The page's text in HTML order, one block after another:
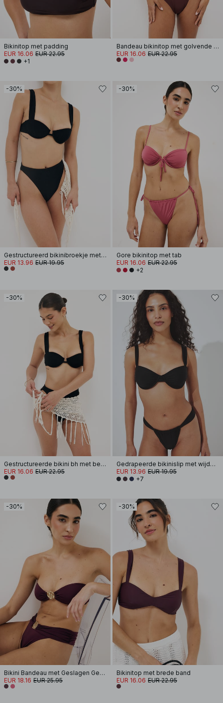
Bikinitop met padding
EUR 16.06 EUR 22.95
+1
Bandeau bikinitop met golvende band
EUR 16.06 EUR 22.95
-30%
Gestructureerd bikinibroekje met hoge taille
EUR 13.96 EUR 19.95
-30%
Gore bikinitop met tab
EUR 16.06 EUR 22.95
+2
-30%
Gestructureerde bikini bh met beugel
EUR 16.06 EUR 22.95
-30%
Gedrapeerde bikinislip met wijde band
EUR 13.96 EUR 19.95
+7
-30%
Bikini Bandeau met Geslagen Gesp Detail
EUR 18.16 EUR 25.95
-30%
Bikinitop met brede band
EUR 16.06 EUR 22.95